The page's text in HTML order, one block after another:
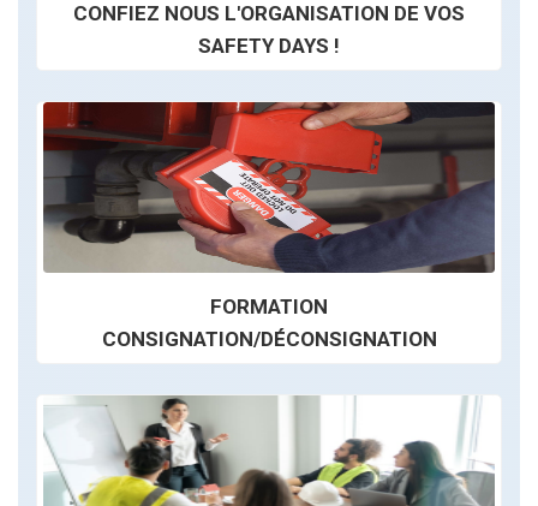
CONFIEZ NOUS L'ORGANISATION DE VOS
SAFETY DAYS !
FORMATION
CONSIGNATION/DÉCONSIGNATION